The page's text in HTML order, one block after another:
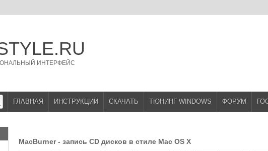
ИНТЕРФЕЙС
ГЛАВНАЯ ИНСТРУКЦИИ СКАЧАТЬ ТЮНИНГ WINDOWS ФОРУМ
MacBurner - запись CD дисков в стиле Mac OS X